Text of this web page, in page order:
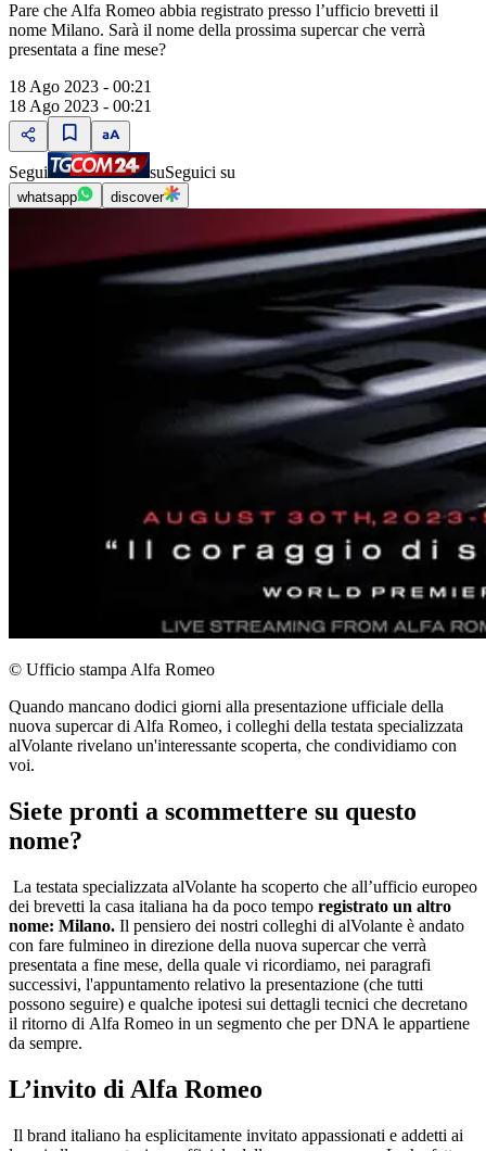
Pare che Alfa Romeo abbia registrato presso l’ufficio brevetti il
nome Milano. Sarà il nome della prossima supercar che verrà
presentata a fine mese?
18 Ago 2023 - 00:21
18 Ago 2023 - 00:21
Segui suSeguici su
whatsapp discover
© Ufficio stampa Alfa Romeo
Quando mancano dodici giorni alla presentazione ufficiale della
nuova supercar di Alfa Romeo, i colleghi della testata specializzata
alVolante rivelano un'interessante scoperta, che condividiamo con
voi.
Siete pronti a scommettere su questo
nome?
La testata specializzata alVolante ha scoperto che all’ufficio europeo
dei brevetti la casa italiana ha da poco tempo registrato un altro
nome: Milano. Il pensiero dei nostri colleghi di alVolante è andato
con fare fulmineo in direzione della nuova supercar che verrà
presentata a fine mese, della quale vi ricordiamo, nei paragrafi
successivi, l'appuntamento relativo la presentazione (che tutti
possono seguire) e qualche ipotesi sui dettagli tecnici che decretano
il ritorno di Alfa Romeo in un segmento che per DNA le appartiene
da sempre.
L’invito di Alfa Romeo
Il brand italiano ha esplicitamente invitato appassionati e addetti ai